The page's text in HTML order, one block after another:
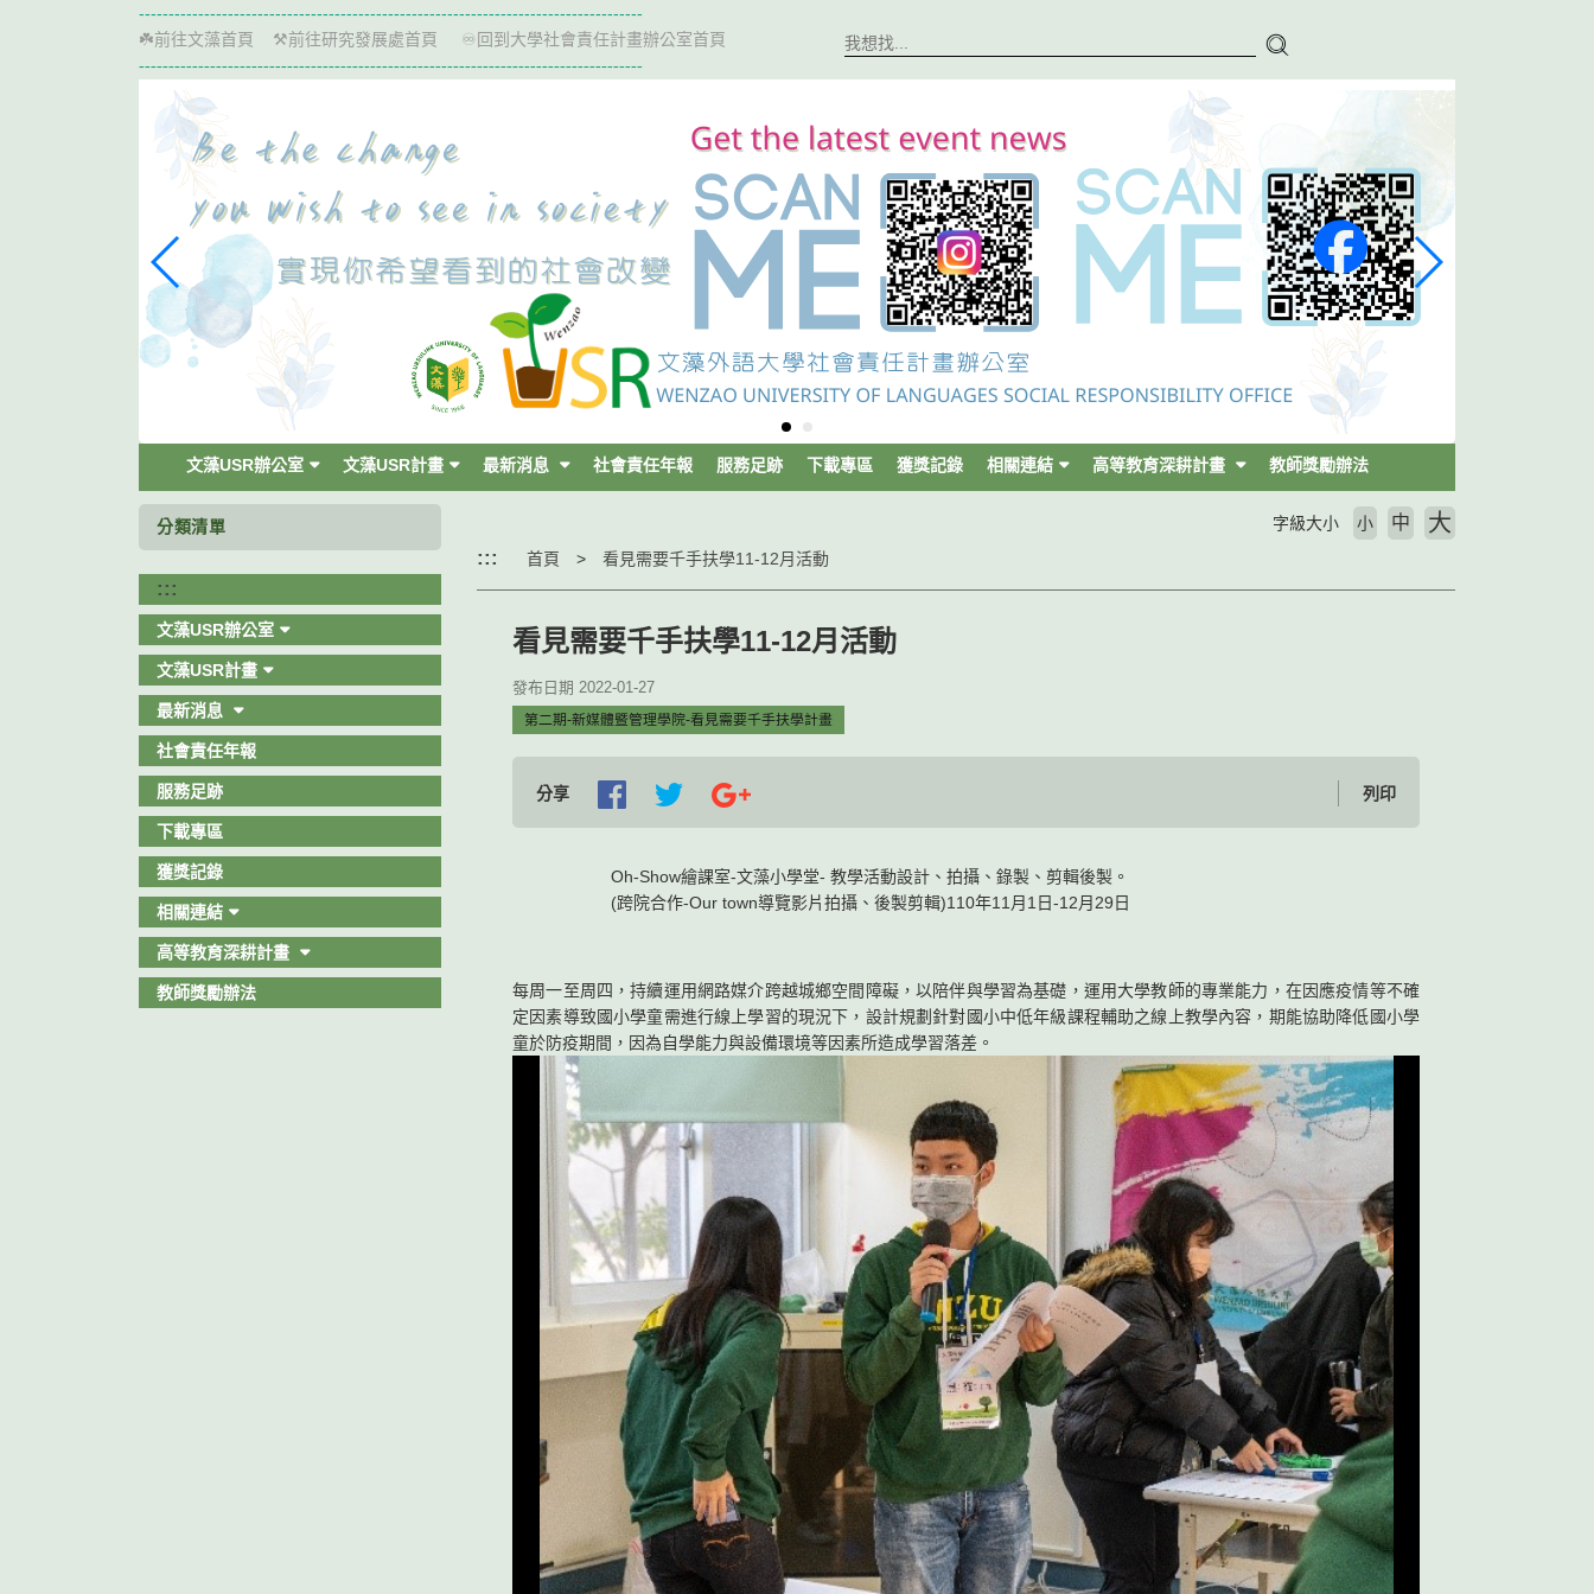
-------------------------------------------------------------------------------------
☘️前往文藻首頁 ⚒️前往研究發展處首頁 ♾️ 回到大學社會責任計畫辦公室首頁
-------------------------------------------------------------------------------------
文藻USR辦公室 文藻USR計畫 最新消息 社會責任年報 服務足跡 下載專區 獲獎記錄 相關連結 高等教育深耕計畫 教師獎勵辦法
分類清單
:::
文藻USR辦公室
文藻USR計畫
最新消息
社會責任年報
服務足跡
下載專區
獲獎記錄
相關連結
高等教育深耕計畫
教師獎勵辦法
::: 首頁 看見需要千手扶學11-12月活動
字級大小 小 中 大
看見需要千手扶學11-12月活動
發布日期 2022-01-27
第二期-新媒體暨管理學院-看見需要千手扶學計畫
分享 列印
Oh-Show繪課室-文藻小學堂- 教學活動設計、拍攝、錄製、剪輯後製。
(跨院合作-Our town導覽影片拍攝、後製剪輯)110年11月1日-12月29日
每周一至周四，持續運用網路媒介跨越城鄉空間障礙，以陪伴與學習為基礎，運用大學教師的專業能力，在因應疫情等不確
定因素導致國小學童需進行線上學習的現況下，設計規劃針對國小中低年級課程輔助之線上教學內容，期能協助降低國小學
童於防疫期間，因為自學能力與設備環境等因素所造成學習落差。